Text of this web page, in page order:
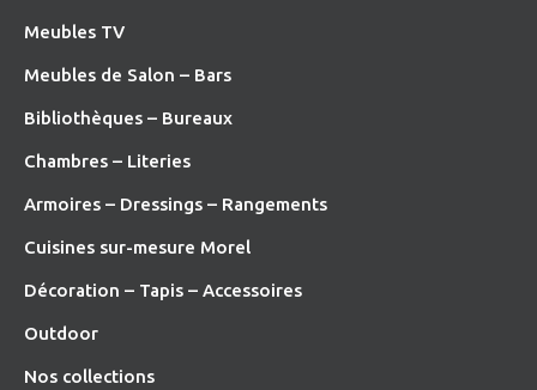
Meubles TV
Meubles de Salon – Bars
Bibliothèques – Bureaux
Chambres – Literies
Armoires – Dressings – Rangements
Cuisines sur-mesure Morel
Décoration – Tapis – Accessoires
Outdoor
Nos collections